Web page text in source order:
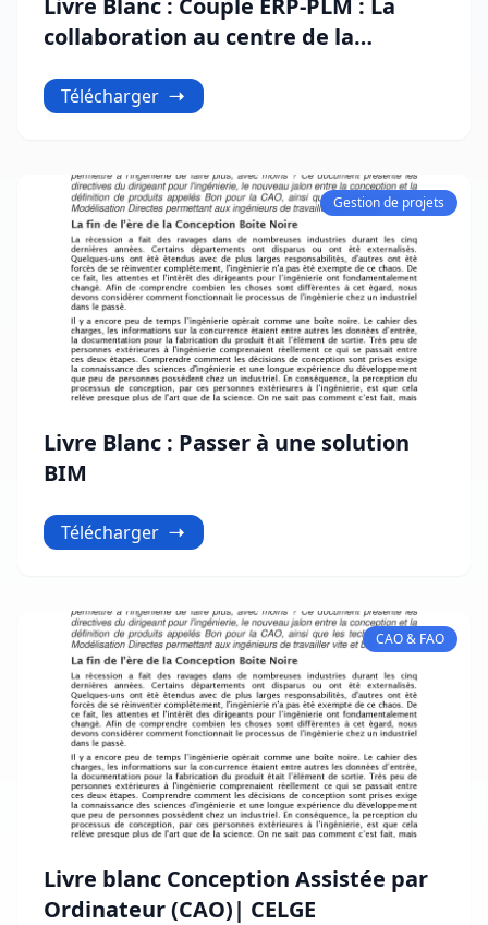
Livre Blanc : Couple ERP-PLM : La
collaboration au centre de la
Télécharger
Gestion de projets
Livre Blanc : Passer à une solution
BIM
Télécharger
CAO & FAO
Livre blanc Conception Assistée par
Ordinateur (CAO)| CELGE